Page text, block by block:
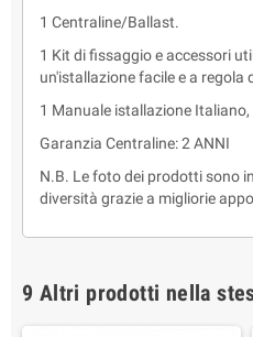
1 Centraline/Ballast.
1 Kit di fissaggio e accessori
un'istallazione facile e a regola
1 Manuale istallazione Italiano,
Garanzia Centraline: 2 ANNI
N.B. Le foto dei prodotti sono
diversità grazie a migliorie
9 Altri prodotti nella